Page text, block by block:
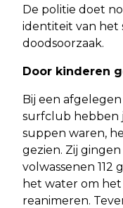
De politie doet
identiteit van het
doodsoorzaak.
Door kinderen
Bij een
surfclub hebben
suppen waren,
gezien. Zij
volwassenen 112
het water om
reanimeren.